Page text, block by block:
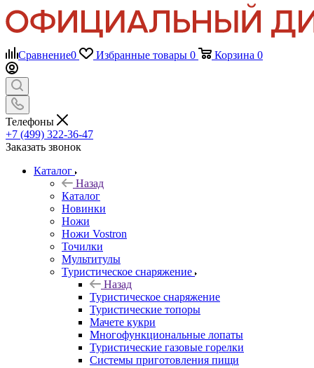
Сравнение0 Избранные товары 0 Корзина 0
Телефоны
+7 (499) 322-36-47
Заказать звонок
Каталог
Назад
Каталог
Новинки
Ножи
Ножи Vostron
Точилки
Мультитулы
Туристическое снаряжение
Назад
Туристическое снаряжение
Туристические топоры
Мачете кукри
Многофункциональные лопаты
Туристические газовые горелки
Системы приготовления пищи